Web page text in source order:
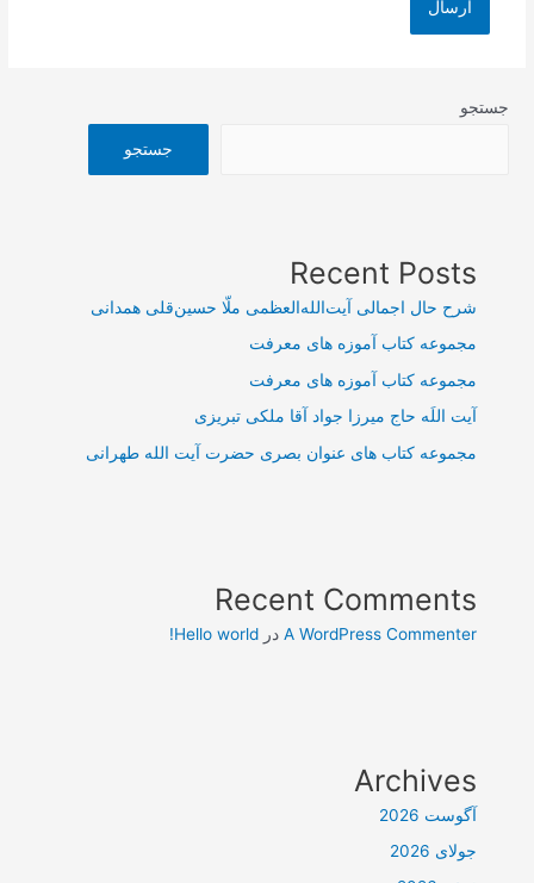
جستجو
جستجو
Recent Posts
شرح حال اجمالی آیت‌الله‌العظمی ملّا حسین‌قلی همدانی
مجموعه کتاب آموزه های معرفت
مجموعه کتاب آموزه های معرفت
آیت اللَه حاج میرزا جواد آقا ملکی تبریزی
مجموعه کتاب های عنوان بصری حضرت آیت الله طهرانی
Recent Comments
A WordPress Commenter درHello world!
Archives
آگوست 2026
جولای 2026